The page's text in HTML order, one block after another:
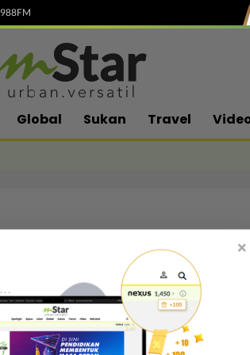
988FM
Global Sukan Travel
Follow media sosial kami
×